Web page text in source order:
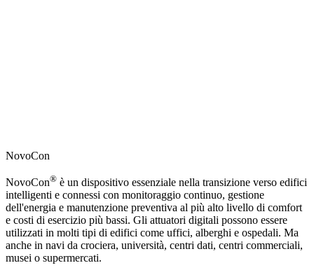
NovoCon
NovoCon® è un dispositivo essenziale nella transizione verso edifici
intelligenti e connessi con monitoraggio continuo, gestione
dell'energia e manutenzione preventiva al più alto livello di comfort
e costi di esercizio più bassi. Gli attuatori digitali possono essere
utilizzati in molti tipi di edifici come uffici, alberghi e ospedali. Ma
anche in navi da crociera, università, centri dati, centri commerciali,
musei o supermercati.